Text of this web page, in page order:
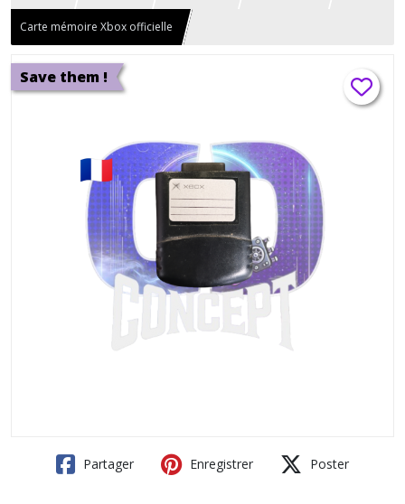
Carte mémoire Xbox officielle
Save them !
Partager Enregistrer Poster